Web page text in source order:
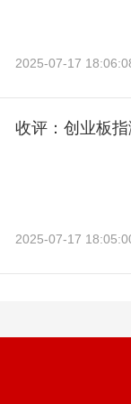
2025-07-17
收评：创业板
2025-07-17